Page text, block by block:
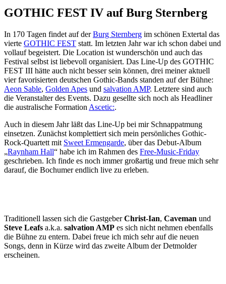
GOTHIC FEST IV auf Burg Sternberg
In 170 Tagen findet auf derBurg Sternberg im schönen Extertal das
vierte GOTHIC FEST statt. Im letzten Jahr war ich schon dabei und
vollauf begeistert. Die Location ist wunderschön und auch das
Festival selbst ist liebevoll organisiert. Das Line-Up des GOTHIC
FEST III hätte auch nicht besser sein können, drei meiner aktuell
vier favorisierten deutschen Gothic-Bands standen auf der Bühne:
Aeon Sable, Golden Apes und salvation AMP. Letztere sind auch
die Veranstalter des Events. Dazu gesellte sich noch als Headliner
die australische Formation Ascetic:.
Auch in diesem Jahr läßt das Line-Up bei mir Schnappatmung
einsetzen. Zunächst komplettiert sich mein persönliches Gothic-
Rock-Quartett mit Sweet Ermengarde, über das Debut-Album
„Raynham Hall“ habe ich im Rahmen des Free-Music-Friday
geschrieben. Ich finde es noch immer großartig und freue mich sehr
darauf, die Bochumer endlich live zu erleben.
Traditionell lassen sich die GastgeberChrist-Ian, Caveman und
Steve Leafs a.k.a. salvation AMP es sich nicht nehmen ebenfalls
die Bühne zu entern. Dabei freue ich mich sehr auf die neuen
Songs, denn in Kürze wird das zweite Album der Detmolder
erscheinen.